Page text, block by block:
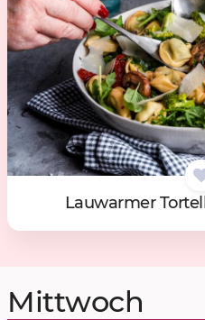
Lau­war­mer
Mittwoch